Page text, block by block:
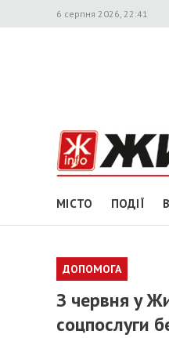
6 серпня 2026, 22:41
МІСТО ПОДІЇ
ДОПОМОГА
З червня у
соцпослуги